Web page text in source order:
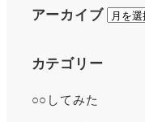
アーカイブ
ア
カテゴリー
○○してみた